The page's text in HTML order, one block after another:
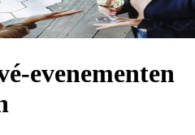
evenementen